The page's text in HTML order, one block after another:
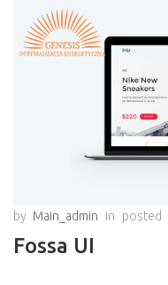
by Main_admin in posted
Fossa UI